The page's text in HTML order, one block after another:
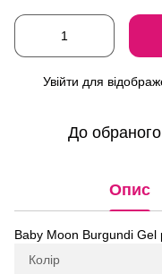
Увійти для
До обраного
Опис
Baby Moon Burgundi Gel
Колір